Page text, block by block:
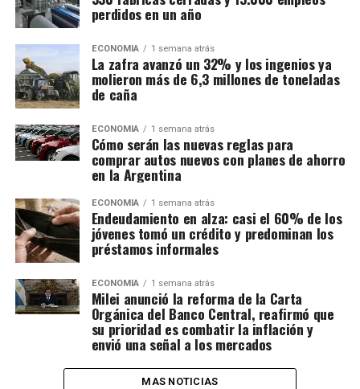
perdidos en un año
ECONOMÍA 1 semana atrás
La zafra avanzó un 32% y los ingenios ya
molieron más de 6,3 millones de toneladas
de caña
ECONOMÍA 1 semana atrás
Cómo serán las nuevas reglas para
comprar autos nuevos con planes de ahorro
en la Argentina
ECONOMÍA 1 semana atrás
Endeudamiento en alza: casi el 60% de los
jóvenes tomó un crédito y predominan los
préstamos informales
ECONOMÍA 1 semana atrás
Milei anunció la reforma de la Carta
Orgánica del Banco Central, reafirmó que
su prioridad es combatir la inflación y
envió una señal a los mercados
MAS NOTICIAS